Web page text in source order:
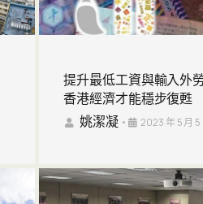
提升最低工資與輸入
香港經濟才能穩步復甦
姚潔凝 • 2023 年 5 月 5